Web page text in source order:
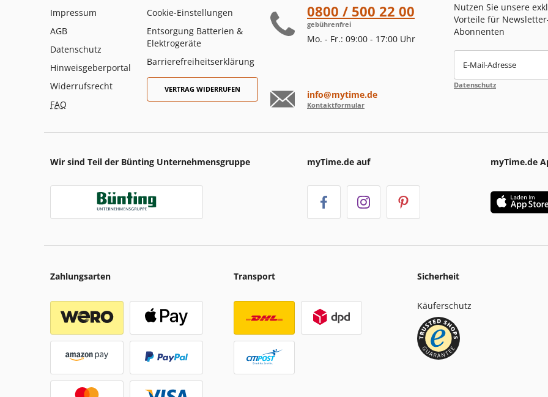
Impressum
AGB
Datenschutz
Hinweisgeberportal
Widerrufsrecht
FAQ
Cookie-Einstellungen
Entsorgung Batterien &
Elektrogeräte
Barrierefreiheitserklärung
VERTRAG WIDERRUFEN
0800 / 500 22 00
gebührenfrei
Mo. - Fr.: 09:00 - 17:00 Uhr
info@mytime.de
Kontaktformular
Nutzen Sie unsere
Vorteile für
Abonnenten
E-Mail-Adresse
Datenschutz
Wir sind Teil der Bünting Unternehmensgruppe myTime.de auf myTime.de
Zahlungsarten Transport Sicherheit
Käuferschutz